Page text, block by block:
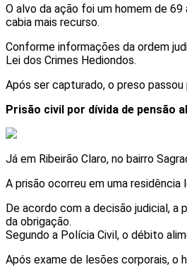
O alvo da ação foi um homem de
cabia mais recurso.
Conforme informações da ordem
Lei dos Crimes Hediondos.
Após ser capturado, o preso
Prisão civil por dívida de pensão
Já em Ribeirão Claro, no bairro
A prisão ocorreu em uma
De acordo com a decisão judicial,
da obrigação.
Segundo a Polícia Civil, o débito
Após exame de lesões corporais, o